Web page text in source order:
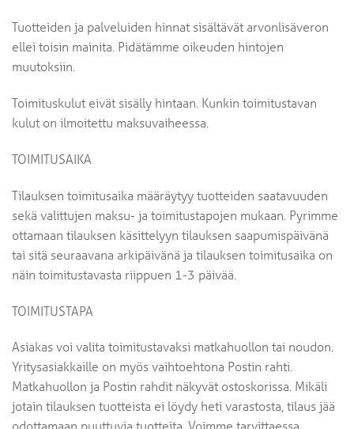
Tuotteiden ja palveluiden hinnat sisältävät arvonlisäveron
ellei toisin mainita. Pidätämme oikeuden hintojen
muutoksiin.
Toimituskulut eivät sisälly hintaan. Kunkin toimitustavan
kulut on ilmoitettu maksuvaiheessa.
TOIMITUSAIKA
Tilauksen toimitusaika määräytyy tuotteiden saatavuuden
sekä valittujen maksu- ja toimitustapojen mukaan. Pyrimme
ottamaan tilauksen käsittelyyn tilauksen saapumispäivänä
tai sitä seuraavana arkipäivänä ja tilauksen toimitusaika on
näin toimitustavasta riippuen 1-3 päivää.
TOIMITUSTAPA
Asiakas voi valita toimitustavaksi matkahuollon tai noudon.
Yritysasiakkaille on myös vaihtoehtona Postin rahti.
Matkahuollon ja Postin rahdit näkyvät ostoskorissa. Mikäli
jotain tilauksen tuotteista ei löydy heti varastosta, tilaus jää